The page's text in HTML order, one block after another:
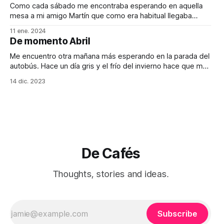
Como cada sábado me encontraba esperando en aquella
mesa a mi amigo Martín que como era habitual llegaba
perdido entre las callejuelas del centro de Madrid. Las
mesas de madera desgastada estaban dispersas por el
local, algunas ocupadas por grupos
11 ene. 2024
De momento Abril
Me encuentro otra mañana más esperando en la parada del
autobús. Hace un día gris y el frío del invierno hace que me
gustar esta época del año. La falta de luz, los días grises…
14 dic. 2023
De Cafés
Thoughts, stories and ideas.
Subscribe